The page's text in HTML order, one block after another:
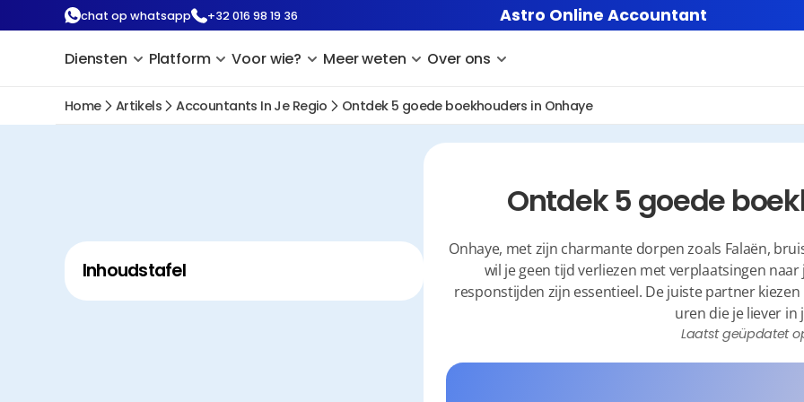
chat op whatsapp +32 016 98 19 36 Astro Online Accountant
Diensten Platform Voor wie? Meer weten Over ons
Home Artikels Accountants In Je Regio Ontdek 5 goede boekhouders in Onhaye
Inhoudstafel
Ontdek 5 goede
Onhaye, met zijn charmante dorpen zoals Falaën,
wil je geen tijd verliezen met verplaatsingen
responstijden zijn essentieel. De juiste partner
uren die je liever in
Laatst geüpdatet